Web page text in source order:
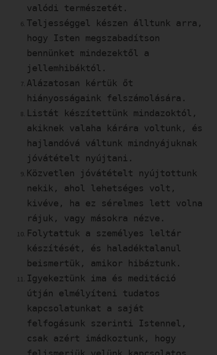
valódi természetét.
Teljességgel készen álltunk arra,
hogy Isten megszabadítson
bennünket mindezektől a
jellemhibáktól.
Alázatosan kértük őt
hiányosságaink felszámolására.
Listát készítettünk mindazoktól,
akiknek valaha kárára voltunk, és
hajlandóvá váltunk mindnyájuknak
jóvátételt nyújtani.
Közvetlen jóvátételt nyújtottunk
nekik, ahol lehetséges volt,
kivéve, ha ez sérelmes lett volna
rájuk, vagy másokra nézve.
Folytattuk a személyes leltár
készítését, és haladéktalanul
beismertük, amikor hibáztunk.
Igyekeztünk ima és meditáció
útján elmélyíteni tudatos
kapcsolatunkat a saját
felfogásunk szerinti Istennel,
csak azért imádkoztunk, hogy